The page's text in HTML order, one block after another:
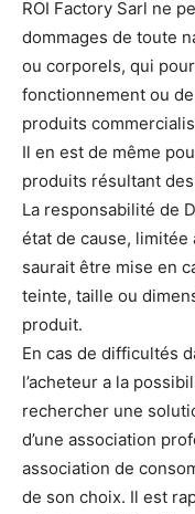
ROI Factory Sarl ne
dommages de toute
ou corporels, qui
fonctionnement ou
produits
Il en est de même
produits résultant
La responsabilité de
état de cause, limitée
saurait être mise en
teinte, taille ou
produit.
En cas de difficultés
l’acheteur a la
rechercher une
d’une association
association de
de son choix. Il est